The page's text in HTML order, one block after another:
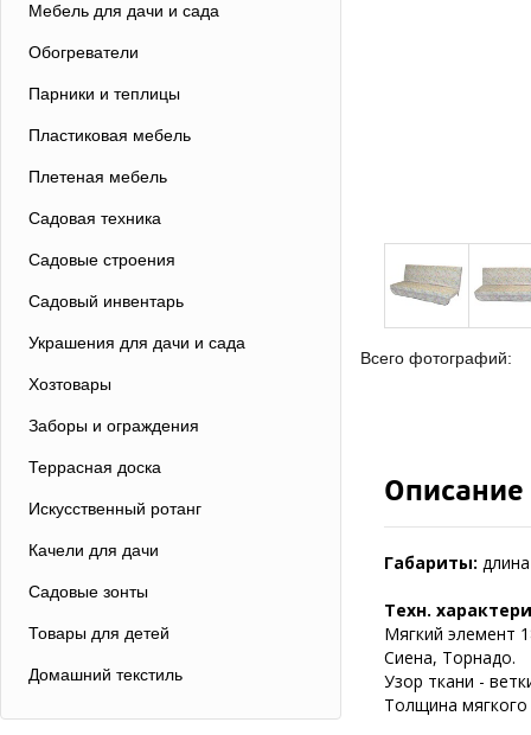
Мебель для дачи и сада
Обогреватели
Парники и теплицы
Пластиковая мебель
Плетеная мебель
Садовая техника
Садовые строения
Садовый инвентарь
Украшения для дачи и сада
Хозтовары
Заборы и ограждения
Террасная доска
Искусственный ротанг
Качели для дачи
Садовые зонты
Товары для детей
Домашний текстиль
Всего фотографий:
Описание
Габариты:
Техн.
Мягкий элемент
Сиена, Торнадо.
Узор ткани -
Толщина